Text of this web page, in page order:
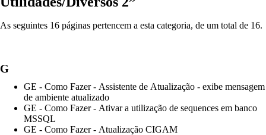
As seguintes 16 páginas pertencem a esta categoria, de um total de 16.
G
GE - Como Fazer - Assistente de Atualização - exibe mensagem
de ambiente atualizado
GE - Como Fazer - Ativar a utilização de sequences em banco
MSSQL
GE - Como Fazer - Atualização CIGAM